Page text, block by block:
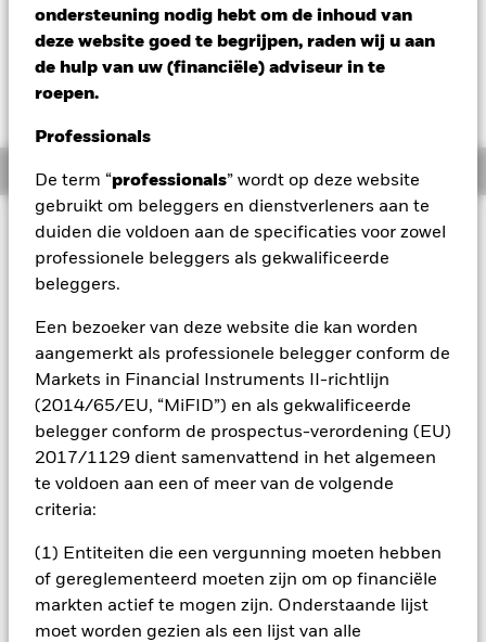
ondersteuning nodig hebt om de inhoud van
deze website goed te begrijpen, raden wij u aan
de hulp van uw (financiële) adviseur in te
roepen.
Professionals
De term “professionals” wordt op deze website
gebruikt om beleggers en dienstverleners aan te
duiden die voldoen aan de specificaties voor zowel
professionele beleggers als gekwalificeerde
beleggers.
Een bezoeker van deze website die kan worden
aangemerkt als professionele belegger conform de
Markets in Financial Instruments II-richtlijn
(2014/65/EU, “MiFID”) en als gekwalificeerde
belegger conform de prospectus-verordening (EU)
2017/1129 dient samenvattend in het algemeen
te voldoen aan een of meer van de volgende
criteria:
(1) Entiteiten die een vergunning moeten hebben
of gereglementeerd moeten zijn om op financiële
markten actief te mogen zijn. Onderstaande lijst
moet worden gezien als een lijst van alle
Verandering NAV 1 dag per 05/aug/2026
EUR -0,05 (-0,40%)
Overzicht
BELANGRIJKE GEGEVENS: Kapitaalrisico.
het rendement van beleggingen kunnen dalen en stijgen, en
zijn niet gegarandeerd. Beleggers verliezen mogelijk hun
Het Fonds streeft ernaar ondernemingen uit te sluiten die
zich bezighouden met bepaalde activiteiten die niet in
overeenstemming zijn met ESG-criteria. Beleggers dienen
daarom voorafgaand aan een belegging in het Fonds een
persoonlijke ethische afweging te maken over de ESG-
screening van het Fonds. Een dergelijke ESG-screening kan
een negatief effect hebben op de waarde van de beleggingen
van het Fonds in vergelijking met een fonds zonder een
dergelijke screening. De waarde van aandelen en
dagelijkse schommelingen op de aandelenmarkten. Tot de
andere factoren die van invloed zijn, behoren politiek en
economisch nieuws, bedrijfsresultaten en belangrijke
gebeurtenissen in de bedrijven.